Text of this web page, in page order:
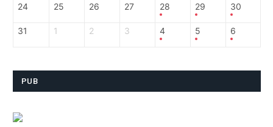
24 25 26 27 28 29 30
31 1 2 3 4 5 6
PUB